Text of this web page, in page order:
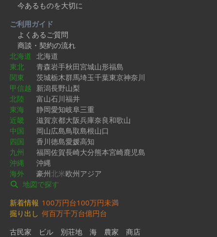
今あるものを大切に
ご利用ガイド
よくあるご質問
商談・契約の流れ
北海道 北海道
東北
青森岩手秋田宮城山形福島
関東
茨城栃木群馬埼玉千葉東京神奈川
甲信越 新潟長野山梨
北陸
富山石川福井
東海
静岡愛知岐阜三重
近畿
滋賀京都大阪兵庫奈良和歌山
中国
岡山広島鳥取島根山口
四国
香川徳島愛媛高知
九州
福岡佐賀長崎大分熊本宮崎鹿児島
沖縄
沖縄
海外
豪州北米欧州アジア
地図で探す
新着情報 100万円台100万円未満
掘り出し 何百万千万台億円台
古民家
ビル 別荘地 海 農家
商店